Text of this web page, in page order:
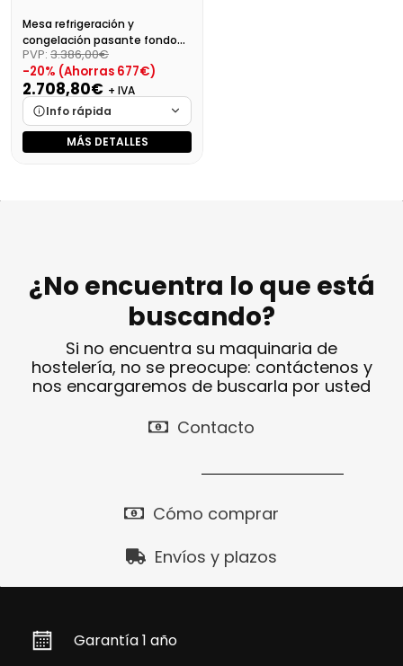
Mesa refrigeración y
congelación pasante fondo
800 MR 1620 PDC
PVP: 3.386,00€
-20% (Ahorras 677€)
2.708,80€ + IVA
Info rápida
Marca
Cargando…
MÁS DETALLES
¿No encuentra lo que está
buscando?
Si no encuentra su maquinaria de
hostelería, no se preocupe: contáctenos y
nos encargaremos de buscarla por usted
Contacto
Cómo comprar
Envíos y plazos
Garantía 1 año